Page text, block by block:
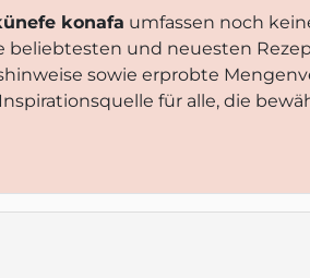
konafa umfassen noch
beliebtesten und neuesten
sowie erprobte
für alle, die